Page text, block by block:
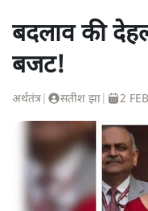
बदलाव की
बजट!
अर्थतंत्र सतीश झा 2